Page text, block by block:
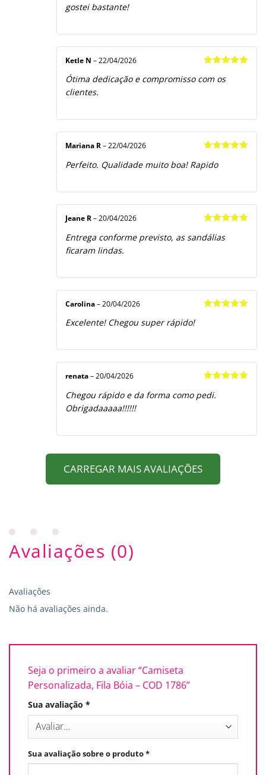
gostei bastante!
de 5
Ketle N – 22/04/2026
Ótima dedicação e compromisso com os
clientes.
de 5
Mariana R – 22/04/2026
Perfeito. Qualidade muito boa! Rapido
de 5
Jeane R – 20/04/2026
Entrega conforme previsto, as sandálias
ficaram lindas.
Carolina – 20/04/2026
Excelente! Chegou super rápido!
de 5
renata – 20/04/2026
Chegou rápido e da forma como pedi.
Obrigadaaaaa!!!!!!
CARREGAR MAIS AVALIAÇÕES
Avaliações (0)
Avaliações
Não há avaliações ainda.
Seja o primeiro a avaliar “Camiseta
Personalizada, Fila Bóia – COD 1786”
Sua avaliação *
Sua avaliação sobre o produto*